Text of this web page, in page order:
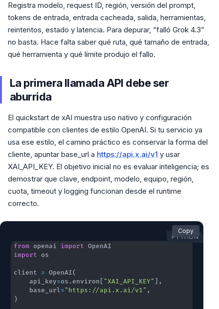
Registra modelo, request ID, región, versión del prompt,
tokens de entrada, entrada cacheada, salida, herramientas,
reintentos, estado y latencia. Para depurar, “falló Grok 4.3”
no basta. Hace falta saber qué ruta, qué tamaño de entrada,
qué herramienta y qué límite produjo el fallo.
La primera llamada API debe ser
aburrida
El quickstart de xAI muestra uso nativo y configuración
compatible con clientes de estilo OpenAI. Si tu servicio ya
usa ese estilo, el camino práctico es conservar la forma del
cliente, apuntar base_url a https://api.x.ai/v1 y usar
XAI_API_KEY. El objetivo inicial no es evaluar inteligencia; es
demostrar que clave, endpoint, modelo, equipo, región,
cuota, timeout y logging funcionan desde el runtime
correcto.
PYTHON
from openai import
import
client = OpenAI(
    api_key
=os. environ "XAI_API_KEY"
,
    base_url
="https://api.x.ai/v1" ,
)
Copy